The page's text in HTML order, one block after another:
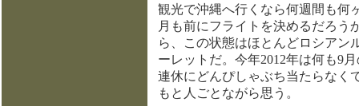
観光で沖縄へ行くなら何週間も何
月も前にフライトを決めるだろう
ら、この状態はほとんどロシアン
ーレットだ。今年2012年は何も9
連休にどんぴしゃぶち当たらなく
もと人ごとながら思う。